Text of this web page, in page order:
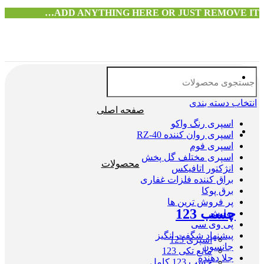
ADD ANYTHING HERE OR JUST REMOVE IT…
انتخاب دسته بندی
اسپری رنگ واکو
اسپری روان کننده RZ-40
اسپری فوم
اسپری مختلف گل پخش
انژکتور اتافیکس
براق کننده فلزات غفاری
برق پوکا
پر فروش ترین ها
پولیش
پی وی سی
پیشنهاد شگفت انگیز
جانسون
جلا دهنده
صفحه اصلی
محصولات
چسب 123
اسپری 123
مایع تکی 123
چسب 123 کامل